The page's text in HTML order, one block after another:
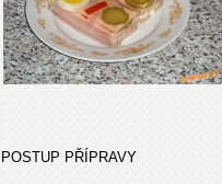
POSTUP PŘÍPRAVY